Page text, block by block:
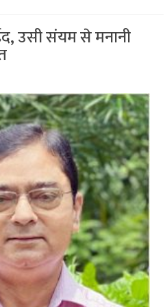
उसी संयम से मनानी